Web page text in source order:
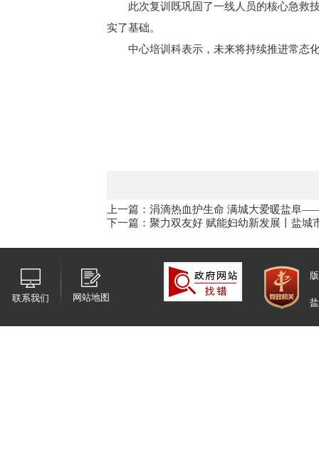
此次复训既巩固了一线人员的核心急救
实了基础。
中心培训科表示，未来将持续推进常态
上一篇：涓滴热血护生命 满城大爱暖盐阜
下一篇：聚力双友好 赋能妇幼新发展丨盐
联系我们 网站地图